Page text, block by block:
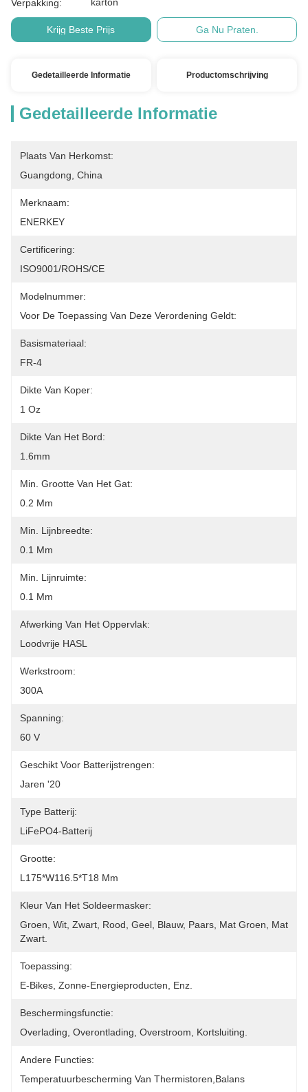
Verpakking:
Krijg Beste Prijs Ga Nu Praten.
Gedetailleerde Informatie Productomschrijving
Gedetailleerde Informatie
Plaats Van Herkomst:
Guangdong, China
Merknaam:
ENERKEY
Certificering:
ISO9001/ROHS/CE
Modelnummer:
Voor De Toepassing Van Deze Verordening Geldt:
Basismateriaal:
FR-4
Dikte Van Koper:
1 Oz
Dikte Van Het Bord:
1.6mm
Min. Grootte Van Het Gat:
0.2 Mm
Min. Lijnbreedte:
0.1 Mm
Min. Lijnruimte:
0.1 Mm
Afwerking Van Het Oppervlak:
Loodvrije HASL
Werkstroom:
300A
Spanning:
60 V
Geschikt Voor Batterijstrengen:
Jaren '20
Type Batterij:
LiFePO4-Batterij
Grootte:
L175*W116.5*T18 Mm
Kleur Van Het Soldeermasker:
Groen, Wit, Zwart, Rood, Geel, Blauw, Paars, Mat Groen, Mat
Zwart.
Toepassing:
E-Bikes, Zonne-Energieproducten, Enz.
Beschermingsfunctie:
Overlading, Overontlading, Overstroom, Kortsluiting.
Andere Functies:
Temperatuurbescherming Van Thermistoren,balans